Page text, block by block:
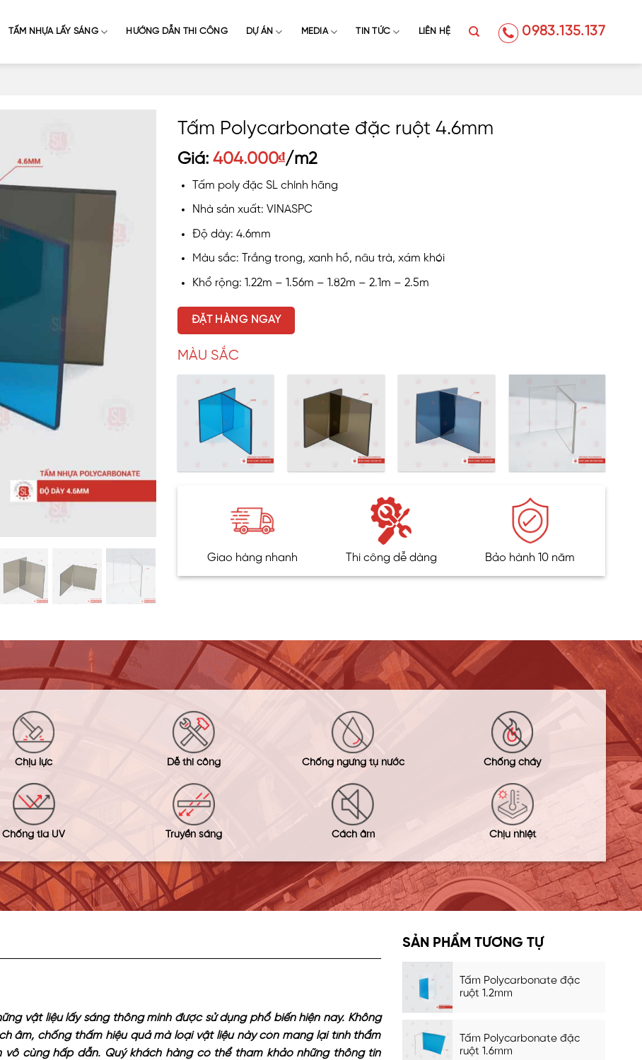
TẤM NHỰA LẤY SÁNG HƯỚNG DẪN THI CÔNG DỰ ÁN MEDIA TIN TỨC LIÊN HỆ 0983.135.137
Tấm Polycarbonate đặc ruột 4.6mm
Giá: 404.000₫/m2
Tấm poly đặc SL chính hãng
Nhà sản xuất: VINASPC
Độ dày: 4.6mm
Màu sắc: Trắng trong, xanh hồ, nâu trà, xám khói
Khổ rộng: 1.22m – 1.56m – 1.82m – 2.1m – 2.5m
ĐẶT HÀNG NGAY
MÀU SẮC
Giao hàng nhanh Thi công dễ dàng Bảo hành 10 năm
Chịu lực Dễ thi công Chống ngưng tụ nước Chống cháy
Chống tia UV Truyền sáng Cách âm Chịu nhiệt
vật liệu lấy sáng thông minh được sử dụng phổ biến hiện nay. Không
âm, chống thấm hiệu quả mà loại vật liệu này còn mang lại tính thẩm
cùng hấp dẫn. Quý khách hàng có thể tham khảo những thông tin
SẢN PHẨM TƯƠNG TỰ
Tấm Polycarbonate đặc
ruột 1.2mm
Tấm Polycarbonate đặc
ruột 1.6mm